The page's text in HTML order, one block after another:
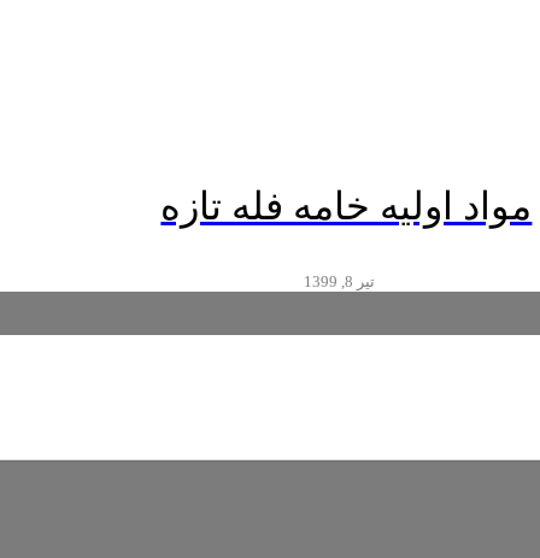
مواد اولیه خامه فله تازه
تیر 8, 1399